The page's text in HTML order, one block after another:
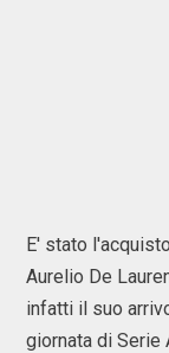
E' stato
Aurelio De
infatti il suo
giornata di Serie